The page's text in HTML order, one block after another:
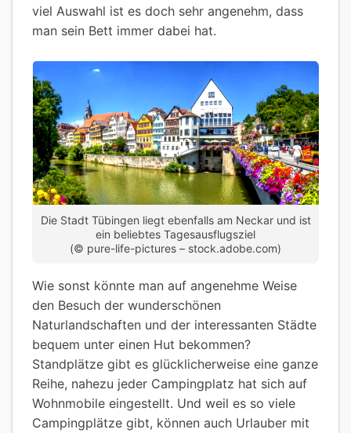
viel Auswahl ist es doch sehr angenehm, dass
man sein Bett immer dabei hat.
Die Stadt Tübingen liegt ebenfalls am Neckar und ist
ein beliebtes Tagesausflugsziel
(© pure-life-pictures – stock.adobe.com)
Wie sonst könnte man auf angenehme Weise
den Besuch der wunderschönen
Naturlandschaften und der interessanten Städte
bequem unter einen Hut bekommen?
Standplätze gibt es glücklicherweise eine ganze
Reihe, nahezu jeder Campingplatz hat sich auf
Wohnmobile eingestellt. Und weil es so viele
Campingplätze gibt, können auch Urlauber mit